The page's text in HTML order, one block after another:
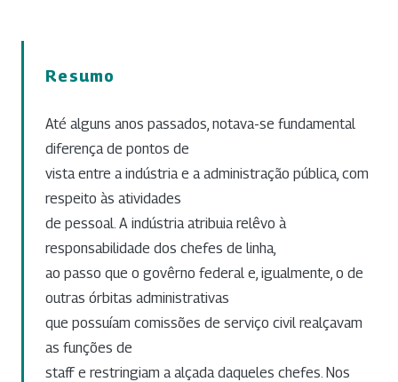
Resumo
Até alguns anos passados, notava-se fundamental
diferença de pontos de
vista entre a indústria e a administração pública, com
respeito às atividades
de pessoal. A indústria atribuia relêvo à
responsabilidade dos chefes de linha,
ao passo que o govêrno federal e, igualmente, o de
outras órbitas administrativas
que possuíam comissões de serviço civil realçavam
as funções de
staff e restringiam a alçada daqueles chefes. Nos